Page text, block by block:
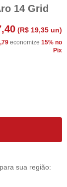
14 Grid
(R$ 19,35 un)
economize 15% no
Pix
sua região: